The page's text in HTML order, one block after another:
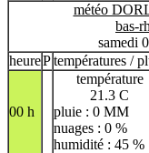
météo
bas-
samedi
heurePtempératures /
00 h
température
21.3 C
pluie : 0 MM
nuages : 0 %
humidité : 45 %